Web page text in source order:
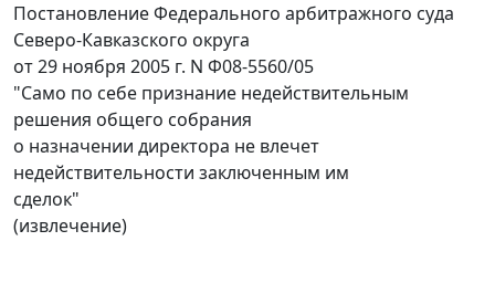
Постановление Федерального арбитражного суда
Северо-Кавказского округа
от 29 ноября 2005 г. N Ф08-5560/05
"Само по себе признание недействительным
решения общего собрания
о назначении директора не влечет
недействительности заключенным им
сделок"
(извлечение)